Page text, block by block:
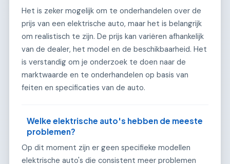
Het is zeker mogelijk om te onderhandelen over de
prijs van een elektrische auto, maar het is belangrijk
om realistisch te zijn. De prijs kan variëren afhankelijk
van de dealer, het model en de beschikbaarheid. Het
is verstandig om je onderzoek te doen naar de
marktwaarde en te onderhandelen op basis van
feiten en specificaties van de auto.
Welke elektrische auto's hebben de meeste
problemen?
Op dit moment zijn er geen specifieke modellen
elektrische auto's die consistent meer problemen